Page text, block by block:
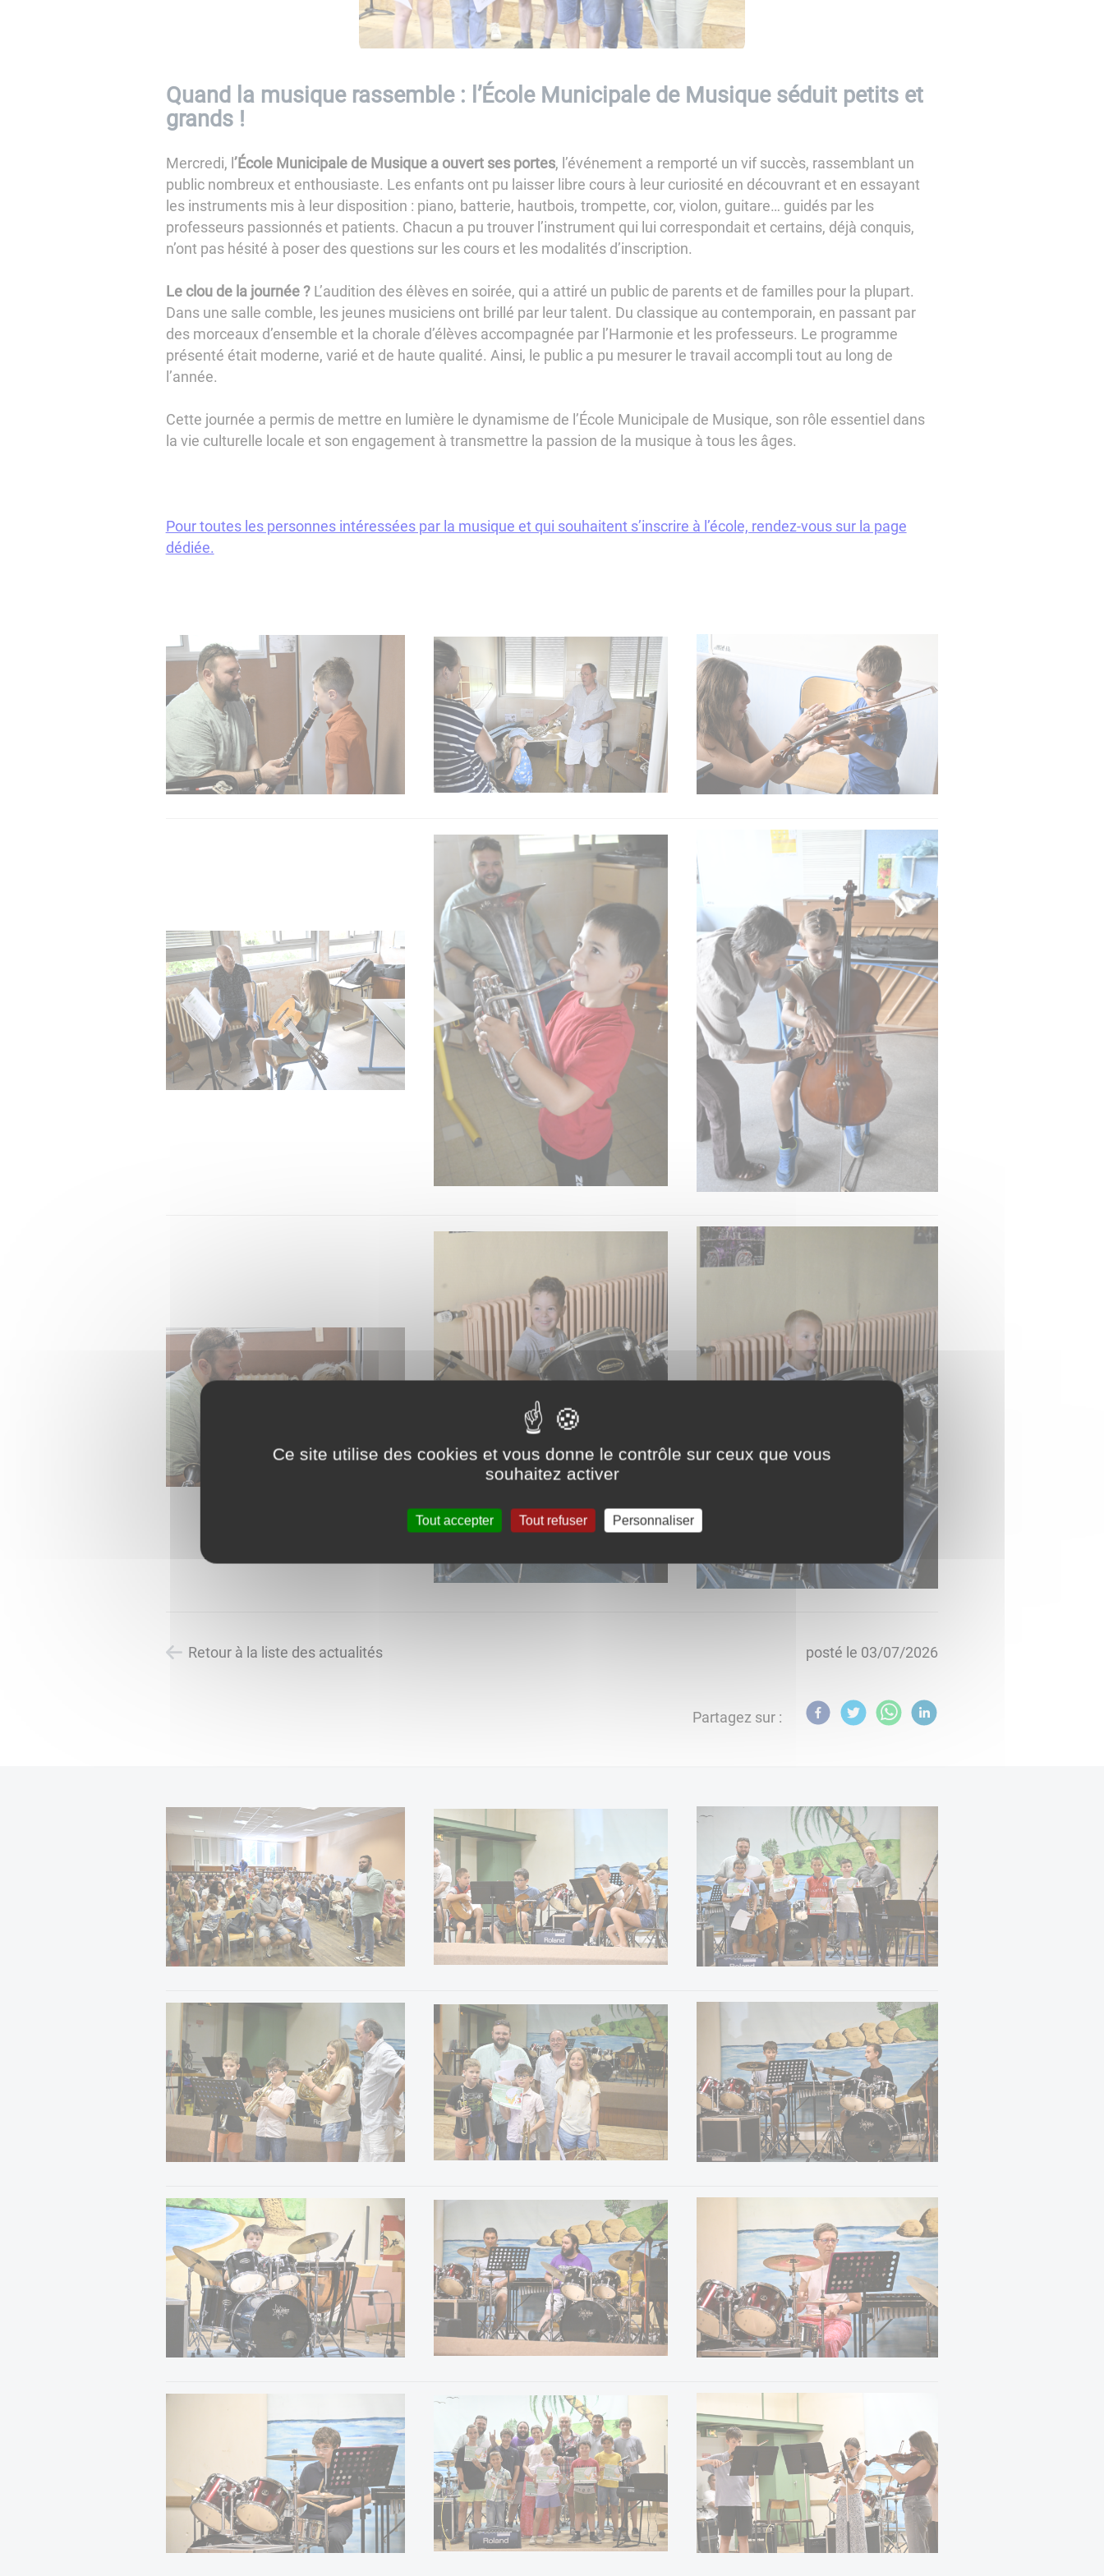
Quand la musique rassemble : l’École Municipale de Musique séduit petits et
grands !
Mercredi, l ’École Municipale de Musique a ouvert ses portes, l’événement a remporté un vif succès, rassemblant un
public nombreux et enthousiaste. Les enfants ont pu laisser libre cours à leur curiosité en découvrant et en essayant
les instruments mis à leur disposition : piano, batterie, hautbois, trompette, cor, violon, guitare… guidés par les
professeurs passionnés et patients. Chacun a pu trouver l’instrument qui lui correspondait et certains, déjà conquis,
n’ont pas hésité à poser des questions sur les cours et les modalités d’inscription.
Le clou de la journée ?L’audition des élèves en soirée, qui a attiré un public de parents et de familles pour la plupart.
Dans une salle comble, les jeunes musiciens ont brillé par leur talent. Du classique au contemporain, en passant par
des morceaux d’ensemble et la chorale d’élèves accompagnée par l’Harmonie et les professeurs. Le programme
présenté était moderne, varié et de haute qualité. Ainsi, le public a pu mesurer le travail accompli tout au long de
l’année.
Cette journée a permis de mettre en lumière le dynamisme de l’École Municipale de Musique, son rôle essentiel dans
la vie culturelle locale et son engagement à transmettre la passion de la musique à tous les âges.
Pour toutes les personnes intéressées par la musique et qui souhaitent s’inscrire à l’école, rendez-vous sur la page
dédiée.
Retour à la liste des actualités posté le 03/07/2026
Partagez sur :
Ce site utilise des cookies et vous donne le contrôle sur ceux que vous
souhaitez activer
Tout accepter Tout refuser Personnaliser